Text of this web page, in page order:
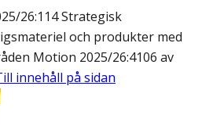
26:114 Strategisk
och produkter med
Motion 2025/26:4106 av
innehåll på sidan